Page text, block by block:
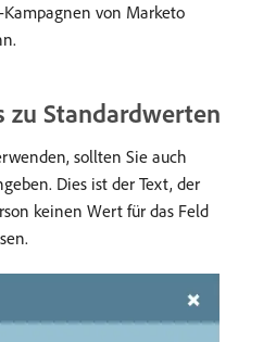
von Marketo
zu Standardwerten
sollten Sie auch
Dies ist der Text, der
keinen Wert für das Feld